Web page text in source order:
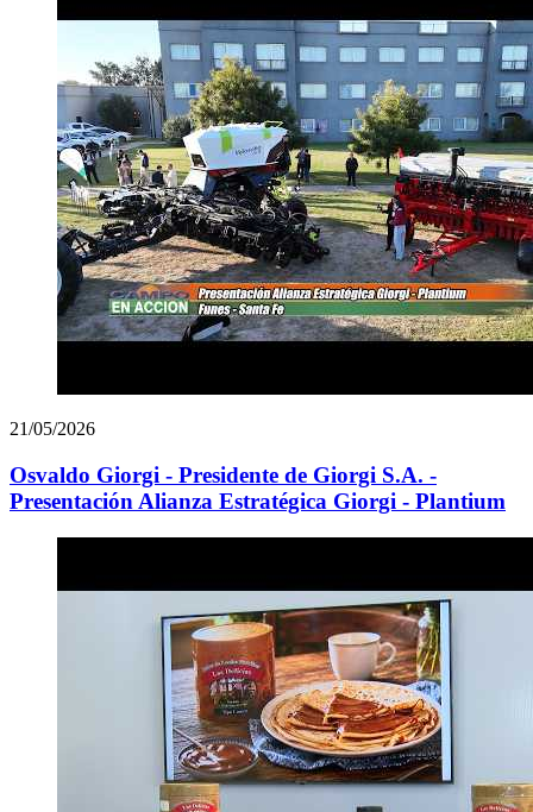
21/05/2026
Osvaldo Giorgi - Presidente de Giorgi S.A. -
Presentación Alianza Estratégica Giorgi - Plantium